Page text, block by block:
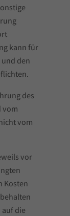
kann für
den
des
vom
vom
vor
Kosten
die